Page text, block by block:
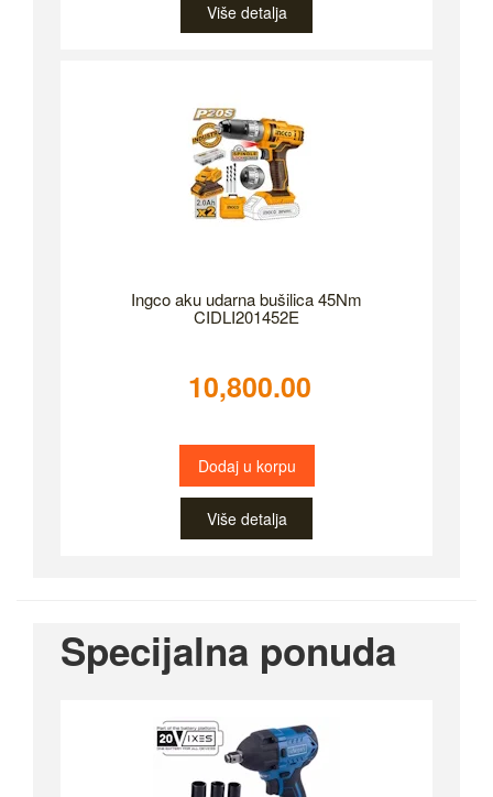
Više detalja
Ingco aku udarna bušilica 45Nm
CIDLI201452E
10,800.00
Dodaj u korpu
Više detalja
Specijalna ponuda